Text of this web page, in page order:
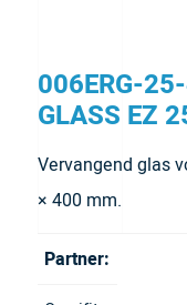
006ERG-
GLASS EZ
Vervangend glas
× 400 mm.
Partner: